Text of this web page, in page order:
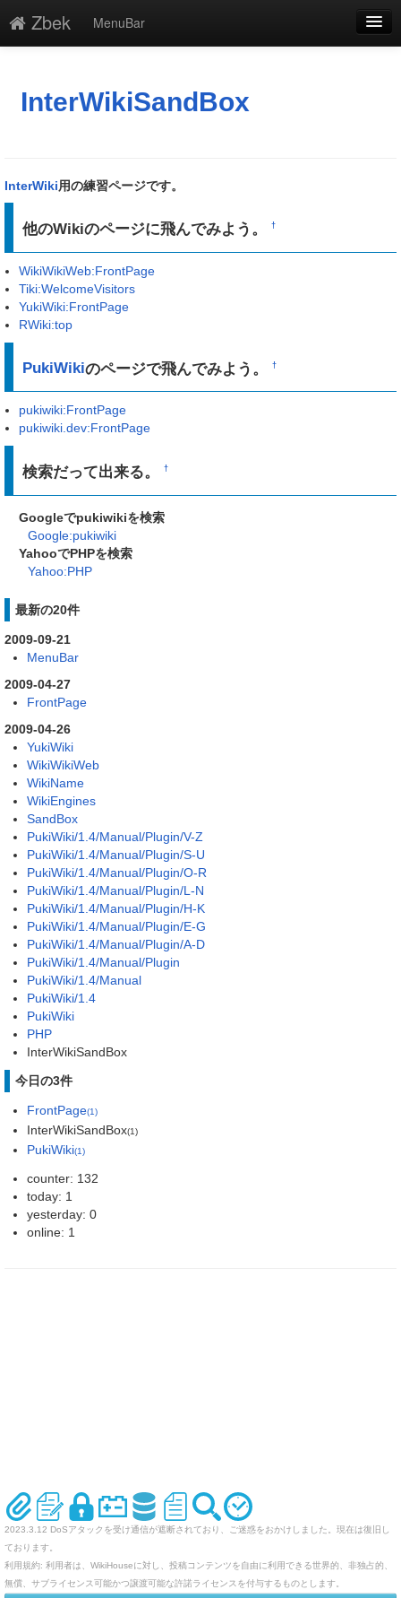
Zbek
MenuBar
添付
一覧
単語検索
InterWikiSandBox
InterWiki用の練習ページです。
他のWikiのページに飛んでみよう。†
WikiWikiWeb:FrontPage
Tiki:WelcomeVisitors
YukiWiki:FrontPage
RWiki:top
PukiWikiのページで飛んでみよう。†
pukiwiki:FrontPage
pukiwiki.dev:FrontPage
検索だって出来る。†
Googleでpukiwikiを検索
Google:pukiwiki
YahooでPHPを検索
Yahoo:PHP
最新の20件
2009-09-21
MenuBar
2009-04-27
FrontPage
2009-04-26
YukiWiki
WikiWikiWeb
WikiName
WikiEngines
SandBox
PukiWiki/1.4/Manual/Plugin/V-Z
PukiWiki/1.4/Manual/Plugin/S-U
PukiWiki/1.4/Manual/Plugin/O-R
PukiWiki/1.4/Manual/Plugin/L-N
PukiWiki/1.4/Manual/Plugin/H-K
PukiWiki/1.4/Manual/Plugin/E-G
PukiWiki/1.4/Manual/Plugin/A-D
PukiWiki/1.4/Manual/Plugin
PukiWiki/1.4/Manual
PukiWiki/1.4
PukiWiki
PHP
InterWikiSandBox
今日の3件
FrontPage(1)
InterWikiSandBox(1)
PukiWiki(1)
counter: 132
today: 1
yesterday: 0
online: 1
2023.3.12 DoSアタックを受け通信が遮断されており、ご迷惑をおかけしました。現在は復旧し
ております。
利用規約: 利用者は、WikiHouseに対し、投稿コンテンツを自由に利用できる世界的、非独占的、
無償、サブライセンス可能かつ譲渡可能な許諾ライセンスを付与するものとします。